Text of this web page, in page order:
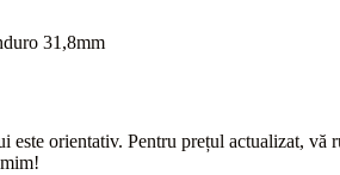
31,8mm
este orientativ. Pentru prețul actualizat, vă